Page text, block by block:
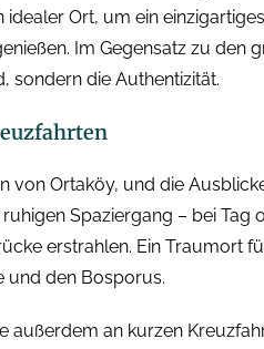
Ort, um ein
Im Gegensatz zu den
sondern die Authentizität.
Ortaköy, und die
Spaziergang – bei Tag
erstrahlen. Ein Traumort
und den Bosporus.
außerdem an kurzen